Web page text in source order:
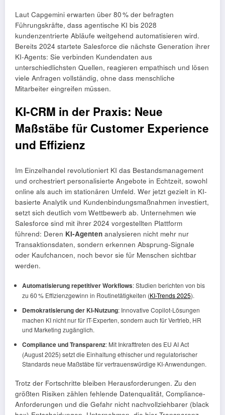
Laut Capgemini erwarten über 80 % der befragten
Führungskräfte, dass agentische KI bis 2028
kundenzentrierte Abläufe weitgehend automatisieren wird.
Bereits 2024 startete Salesforce die nächste Generation ihrer
KI-Agents: Sie verbinden Kundendaten aus
unterschiedlichsten Quellen, reagieren empathisch und lösen
viele Anfragen vollständig, ohne dass menschliche
Mitarbeiter eingreifen müssen.
KI-CRM in der Praxis: Neue
Maßstäbe für Customer Experience
und Effizienz
Im Einzelhandel revolutioniert KI das Bestandsmanagement
und orchestriert personalisierte Angebote in Echtzeit, sowohl
online als auch im stationären Umfeld. Wer jetzt gezielt in KI-
basierte Analytik und Kundenbindungsmaßnahmen investiert,
setzt sich deutlich vom Wettbewerb ab. Unternehmen wie
Salesforce sind mit ihrer 2024 vorgestellten Plattform
führend: Deren KI-Agenten analysieren nicht mehr nur
Transaktionsdaten, sondern erkennen Absprung-Signale
oder Kaufchancen, noch bevor sie für Menschen sichtbar
werden.
Automatisierung repetitiver Workflows: Studien berichten von bis
zu 60 % Effizienzgewinn in Routinetätigkeiten (KI-Trends 2025).
Demokratisierung der KI-Nutzung: Innovative Copilot-Lösungen
machen KI nicht nur für IT-Experten, sondern auch für Vertrieb, HR
und Marketing zugänglich.
Compliance und Transparenz: Mit Inkrafttreten des EU AI Act
(August 2025) setzt die Einhaltung ethischer und regulatorischer
Standards neue Maßstäbe für vertrauenswürdige KI-Anwendungen.
Trotz der Fortschritte bleiben Herausforderungen. Zu den
größten Risiken zählen fehlende Datenqualität, Compliance-
Anforderungen und die Gefahr nicht nachvollziehbarer (black